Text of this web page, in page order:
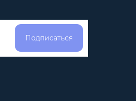
Подписаться